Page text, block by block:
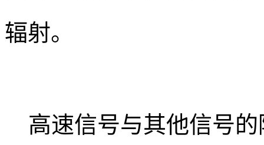
辐射。
高速信号与其他信号的